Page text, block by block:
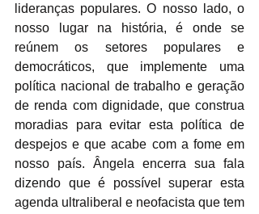
lideranças populares. O nosso lado, o
nosso lugar na história, é onde se
reúnem os setores populares e
democráticos, que implemente uma
política nacional de trabalho e geração
de renda com dignidade, que construa
moradias para evitar esta política de
despejos e que acabe com a fome em
nosso país. Ângela encerra sua fala
dizendo que é possível superar esta
agenda ultraliberal e neofacista que tem